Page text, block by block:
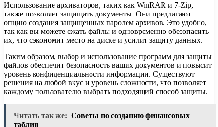
Использование архиваторов, таких как WinRAR и 7-Zip,
также позволяет защищать документы. Они предлагают
опцию создания защищенных паролем архивов. Это удобно,
так как вы можете сжать файлы и одновременно обезопасить
их, что сэкономит место на диске и усилит защиту данных.
Таким образом, выбор и использование программ для защиты
файлов обеспечит безопасность ваших документов и повысит
уровень конфиденциальности информации. Существуют
решения на любой вкус и уровень сложности, что позволяет
каждому пользователю выбрать подходящий способ защиты.
Читать так же: Советы по созданию финансовых
таблиц